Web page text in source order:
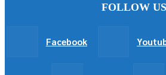
FOLLOW US
Facebook